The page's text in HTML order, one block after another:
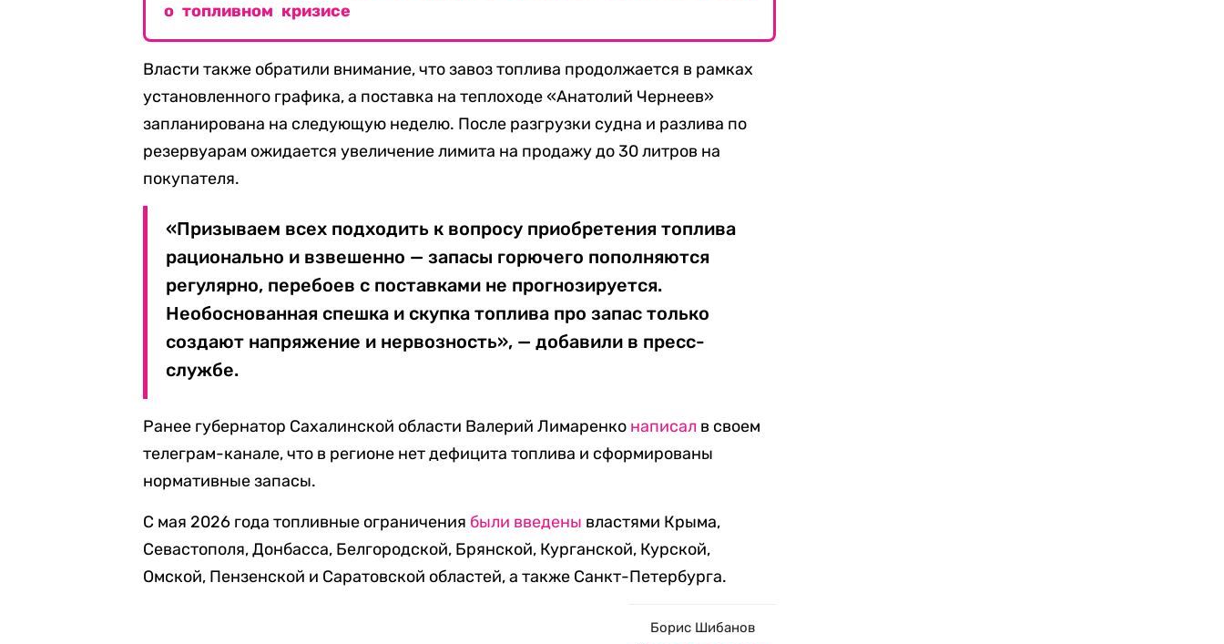
о топливном кризисе
Власти также обратили внимание, что завоз топлива продолжается в рамках
установленного графика, а поставка на теплоходе «Анатолий Чернеев»
запланирована на следующую неделю. После разгрузки судна и разлива по
резервуарам ожидается увеличение лимита на продажу до 30 литров на
покупателя.
«Призываем всех подходить к вопросу приобретения топлива
рационально и взвешенно — запасы горючего пополняются
регулярно, перебоев с поставками не прогнозируется.
Необоснованная спешка и скупка топлива про запас только
создают напряжение и нервозность», — добавили в пресс-
службе.
Ранее губернатор Сахалинской области Валерий Лимаренко написал в своем
телеграм-канале, что в регионе нет дефицита топлива и сформированы
нормативные запасы.
С мая 2026 года топливные ограничения были введены властями Крыма,
Севастополя, Донбасса, Белгородской, Брянской, Курганской, Курской,
Омской, Пензенской и Саратовской областей, а также Санкт-Петербурга.
Борис Шибанов